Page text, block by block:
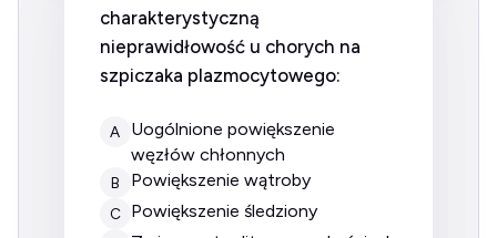
charakterystyczną
nieprawidłowość u chorych na
szpiczaka plazmocytowego:
A
uogólnione powiększenie
węzłów chłonnych
B powiększenie wątroby
C powiększenie śledziony